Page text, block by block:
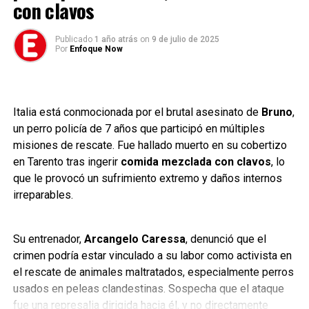
Enseñar al perro a dar la pata o a sentarse o a echarse son juegos que
ayudan a educar al perro
Dar la pata
Enseñar al perro a dar la pata o a sentarse o a echarse son
su capacidad de autocontrol.
Enseñarle palabras
Los perros de la central muestran menor
diversidad genética, mientras que los de la ciudad
tienen mayor mezcla.
Aunque no se detectaron mutaciones típicas por radiación,
sí se hallaron variaciones en genes relacionados con la
reparación del ADN. La adaptación parece haber
fortalecido su sistema inmunológico, similar a los efectos
de la radioterapia en humanos.
según estudios previos de la bióloga Cara Love.
con clavos
Publicado 1 año atrás on 9 de julio de 2025
Por Enfoque Now
Italia está conmocionada por el brutal asesinato de Bruno,
un perro policía de 7 años que participó en múltiples
misiones de rescate. Fue hallado muerto en su cobertizo
en Tarento tras ingerir comida mezclada con clavos, lo
que le provocó un sufrimiento extremo y daños internos
irreparables.
Su entrenador, Arcangelo Caressa, denunció que el
crimen podría estar vinculado a su labor como activista en
el rescate de animales maltratados, especialmente perros
usados en peleas clandestinas. Sospecha que el ataque
fue una represalia dirigida hacia él, y no directamente